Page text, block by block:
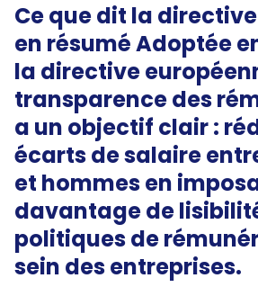
Ce que dit la
en résumé Adoptée
la directive
transparence des
a un objectif clair :
écarts de salaire
et hommesen
davantage de
politiques de
sein des entreprises.